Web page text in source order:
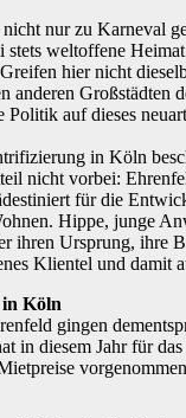
nur zu Karneval
stets weltoffene
hier nicht
anderen Großstädten
Politik auf dieses
in Köln
nicht vorbei:
für die
Hippe, junge
ihren Ursprung, ihre
Klientel und damit
Köln
gingen
in diesem Jahr für